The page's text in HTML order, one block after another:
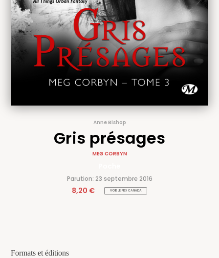
Anne Bishop
Gris présages
MEG CORBYN
Parution: 23 septembre 2016
8,20 € VOIR LE PRIX CANADA
Formats et éditions